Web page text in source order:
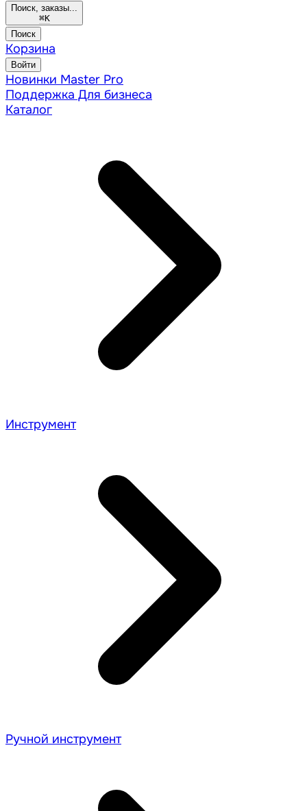
Поиск, заказы...
⌘K
Поиск
Корзина
Войти
Новинки Master Pro
Поддержка Для бизнеса
Каталог
Инструмент
Ручной инструмент